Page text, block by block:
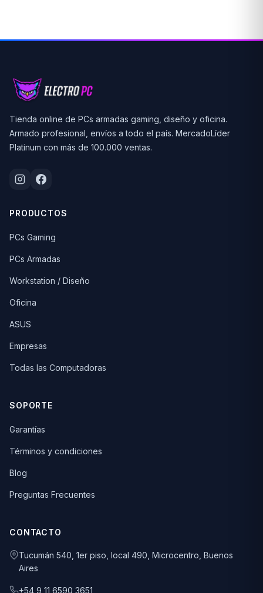
Tienda online de PCs armadas gaming, diseño y oficina.
Armado profesional, envíos a todo el país. MercadoLíder
Platinum con más de 100.000 ventas.
PRODUCTOS
PCs Gaming
PCs Armadas
Workstation / Diseño
Oficina
ASUS
Empresas
Todas las Computadoras
SOPORTE
Garantías
Términos y condiciones
Blog
Preguntas Frecuentes
CONTACTO
Tucumán 540, 1er piso, local 490, Microcentro, Buenos
Aires
+54 9 11 6590 3651